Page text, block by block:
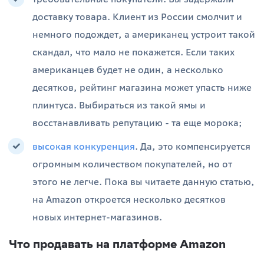
доставку товара. Клиент из России смолчит и
немного подождет, а американец устроит такой
скандал, что мало не покажется. Если таких
американцев будет не один, а несколько
десятков, рейтинг магазина может упасть ниже
плинтуса. Выбираться из такой ямы и
восстанавливать репутацию - та еще морока;
высокая конкуренция. Да, это компенсируется
огромным количеством покупателей, но от
этого не легче. Пока вы читаете данную статью,
на Amazon откроется несколько десятков
новых интернет-магазинов.
Что продавать на платформе Amazon